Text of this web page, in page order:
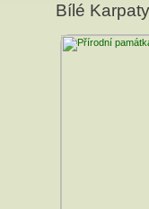
Bílé